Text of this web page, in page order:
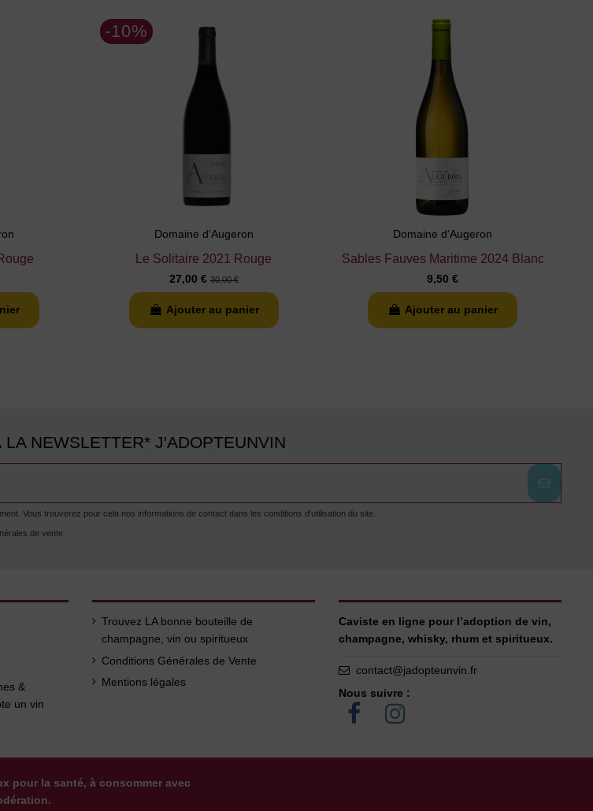
-10%
Domaine d'Augeron
Le Solitaire 2021 Rouge
27,00 € 30,00 €
Ajouter au panier
Domaine d'Augeron
Sables Fauves Maritime 2024 Blanc
9,50 €
Ajouter au panier
LA NEWSLETTER* J'ADOPTEUNVIN
Vous trouverez pour cela nos informations de contact dans les conditions d'utilisation du site.
de vente
&
un vin
Trouvez LA bonne bouteille de
champagne, vin ou spiritueux
Conditions Générales de Vente
Mentions légales
Caviste en ligne pour l’adoption de vin,
champagne, whisky, rhum et spiritueux.
contact@jadopteunvin.fr
Nous suivre :
pour la santé, à consommer avec